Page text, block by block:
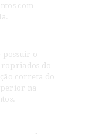
com
possuir o
do
correta do
na